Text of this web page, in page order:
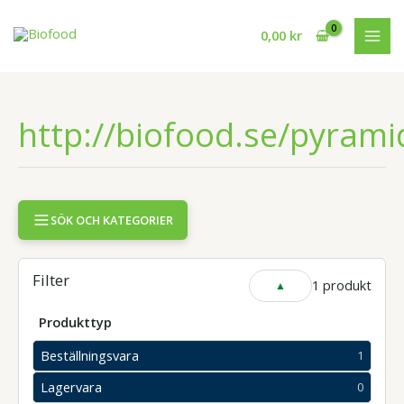
0,00 kr
http://biofood.se/
SÖK OCH KATEGORIER
Filter VISA
ELLER
1 produkt
Produkttyp
Beställningsvara
1
1
produkter
Lagervara 0
0